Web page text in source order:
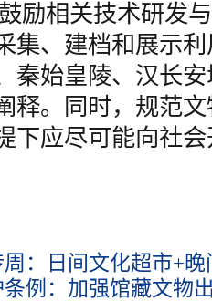
励相关技术研发
集、建档和展示
秦始皇陵、汉长
释。同时，规范
下应尽可能向社
：日间文化超市+
例：加强馆藏文物